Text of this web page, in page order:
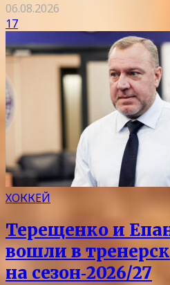
06.08.2026
17
ХОККЕЙ
Терещенко и
вошли в
на сезон‑2026/27